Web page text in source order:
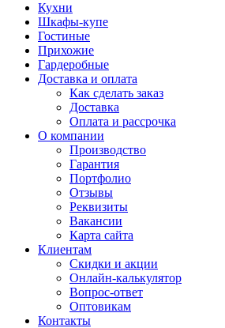
Кухни
Шкафы-купе
Гостиные
Прихожие
Гардеробные
Доставка и оплата
Как сделать заказ
Доставка
Оплата и рассрочка
О компании
Производство
Гарантия
Портфолио
Отзывы
Реквизиты
Вакансии
Карта сайта
Клиентам
Скидки и акции
Онлайн-калькулятор
Вопрос-ответ
Оптовикам
Контакты